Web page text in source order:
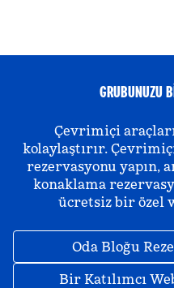
GRUBUNUZU
Çevrimiçi
kolaylaştırır.
rezervasyonu yapın,
konaklama
ücretsiz bir özel
Oda Bloğu
Bir Katılımcı